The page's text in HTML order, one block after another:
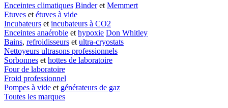
Enceintes climatiques Binderet Memmert
Etuves et étuves à vide
Incubateurs et incubateurs à CO2
Enceintes anaérobie et hypoxie Don Whitley
Bains, refroidisseurs et ultra-cryostats
Nettoyeurs ultrasons professionnels
Sorbonnes et hottes de laboratoire
Four de laboratoire
Froid professionnel
Pompes à vide et générateurs de gaz
Toutes les marques